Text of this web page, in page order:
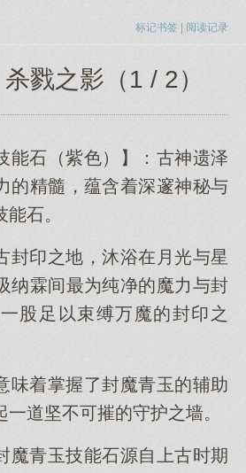
标记书签 | 阅读记录
戮之影（1 / 2）
能石（紫色）】：古神遗泽
的精髓，蕴含着深邃神秘与
石。
封印之地，沐浴在月光与星
纳霖间最为纯净的魔力与封
股足以束缚万魔的封印之
味着掌握了封魔青玉的辅助
道坚不可摧的守护之墙。
魔青玉技能石源自上古时期